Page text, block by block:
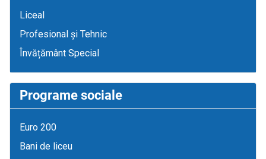
Liceal
Profesional și Tehnic
Învățământ Special
Programe sociale
Euro 200
Bani de liceu